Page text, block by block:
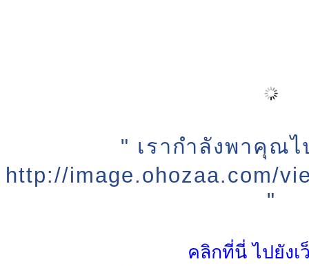
" เรากำลังพาคุณไ
http://image.ohozaa.com/
"
คลิกที่นี่ ไปยังเ